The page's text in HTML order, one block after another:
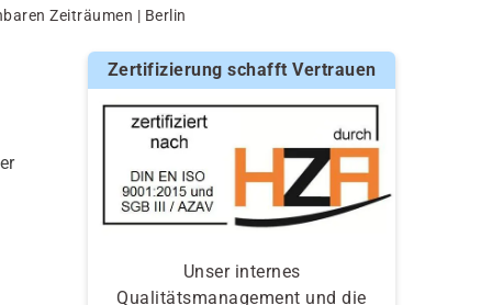
Zeiträumen | Berlin
Zertifizierung schafft Vertrauen
Unser internes
Qualitätsmanagement und die